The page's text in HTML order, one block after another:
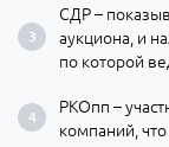
СДР –
аукциона, и
по которой
РКОпп –
компаний,